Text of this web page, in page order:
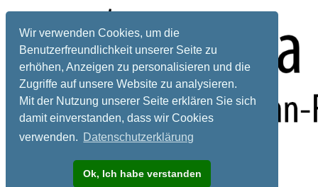
Wir verwenden Cookies, um die
Benutzerfreundlichkeit unserer Seite zu
erhöhen, Anzeigen zu personalisieren und die
Zugriffe auf unsere Website zu analysieren.
Mit der Nutzung unserer Seite erklären Sie sich
damit einverstanden, dass wir Cookies
verwenden. Datenschutzerklärung
Ok, Ich habe verstanden
Registrieren